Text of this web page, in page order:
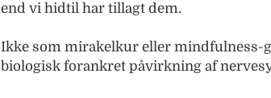
end vi hidtil har tillagt dem.
Ikke som mirakelkur eller mindfulness-
biologisk forankret påvirkning af